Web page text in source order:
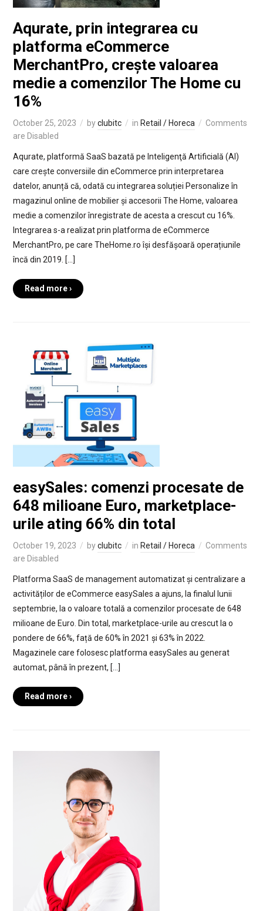
Aqurate, prin integrarea cu
platforma eCommerce
MerchantPro, crește valoarea
medie a comenzilor The Home cu
16%
October 25, 2023 byclubitc in Retail / Horeca
Comments
are Disabled
Aqurate, platformă SaaS bazată pe Inteligenţă Artificială (AI)
care crește conversiile din eCommerce prin interpretarea
datelor, anunță că, odată cu integrarea soluției Personalize în
magazinul online de mobilier și accesorii The Home, valoarea
medie a comenzilor înregistrate de acesta a crescut cu 16%.
Integrarea s-a realizat prin platforma de eCommerce
MerchantPro, pe care TheHome.ro își desfășoară operațiunile
încă din 2019. […]
Read more ›
easySales: comenzi procesate de
648 milioane Euro, marketplace-
urile ating 66% din total
October 19, 2023 byclubitc in Retail / Horeca
Comments
are Disabled
Platforma SaaS de management automatizat și centralizare a
activităților de eCommerce easySales a ajuns, la finalul lunii
septembrie, la o valoare totală a comenzilor procesate de 648
milioane de Euro. Din total, marketplace-urile au crescut la o
pondere de 66%, față de 60% în 2021 și 63% în 2022.
Magazinele care folosesc platforma easySales au generat
automat, până în prezent, […]
Read more ›